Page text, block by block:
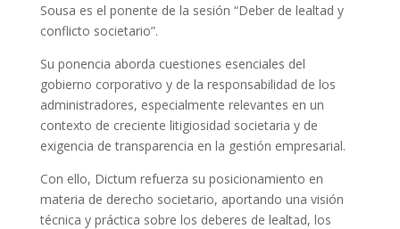
Sousa es el ponente de la sesión “Deber de lealtad y
conflicto societario”.
Su ponencia aborda cuestiones esenciales del
gobierno corporativo y de la responsabilidad de los
administradores, especialmente relevantes en un
contexto de creciente litigiosidad societaria y de
exigencia de transparencia en la gestión empresarial.
Con ello, Dictum refuerza su posicionamiento en
materia de derecho societario, aportando una visión
técnica y práctica sobre los deberes de lealtad, los